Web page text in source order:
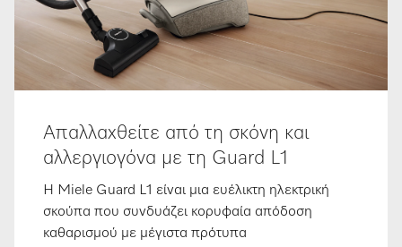
Απαλλαχθείτε από τη σκόνη και
αλλεργιογόνα με τη Guard L1
Η Miele Guard L1 είναι μια ευέλικτη ηλεκτρική
σκούπα που συνδυάζει κορυφαία απόδοση
καθαρισμού με μέγιστα πρότυπα